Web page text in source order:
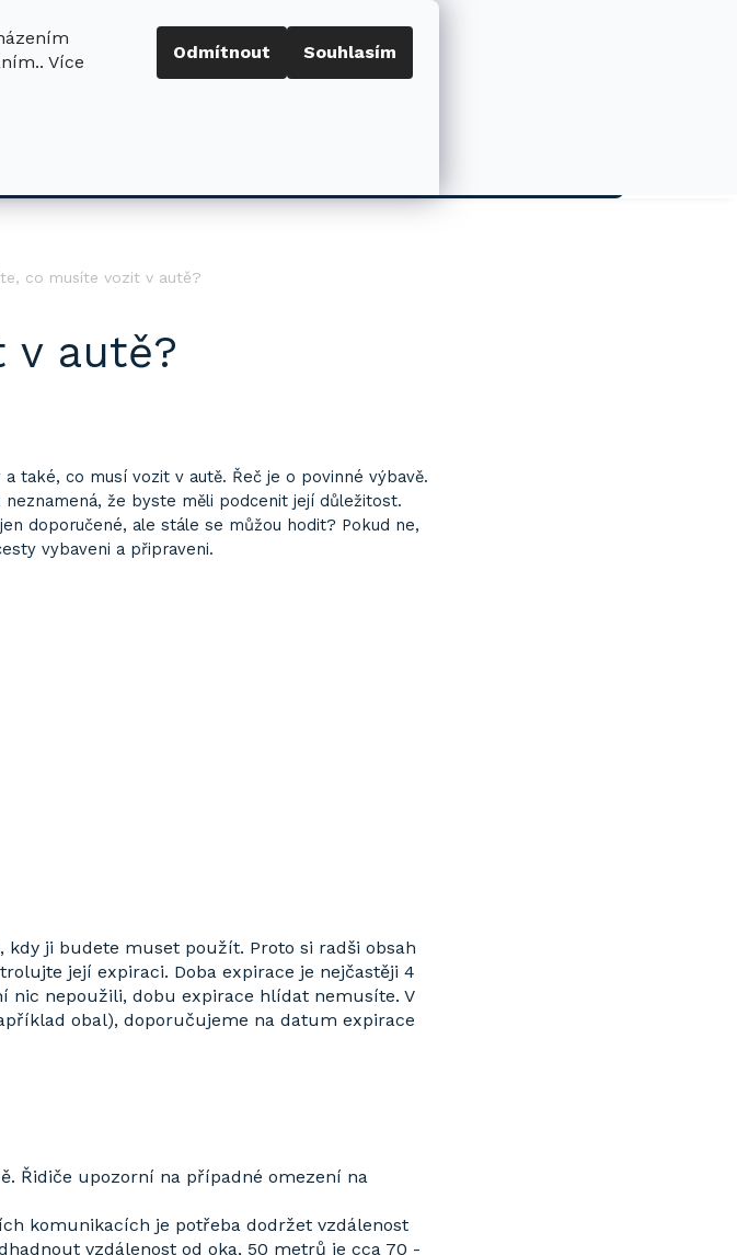
Více
Odmítnout Souhlasím
+420 724 411
630
Porovnat
co musíte vozit v autě?
v autě?
také, co musí vozit v autě. Řeč je o povinné výbavě.
že byste měli podcenit její důležitost.
doporučené, ale stále se můžou hodit? Pokud ne,
vybaveni a připraveni.
ji budete muset použít. Proto si radši obsah
její expiraci. Doba expirace je nejčastěji 4
nic nepoužili, dobu expirace hlídat nemusíte. V
obal), doporučujeme na datum expirace
Řidiče upozorní na případné omezení na
komunikacích je potřeba dodržet vzdálenost
vzdálenost od oka, 50 metrů je cca 70 -